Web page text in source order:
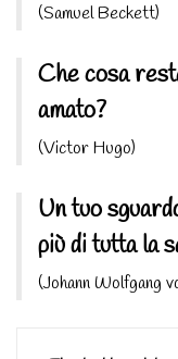
(Samuel Beckett)
Che cosa
amato?
(Victor Hugo)
Un tuo
più di tutta la
(Johann Wolfgang